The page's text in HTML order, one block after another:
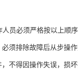
员必须严格按以上顺
须排除故障后从步操作
不得因操作失误，损